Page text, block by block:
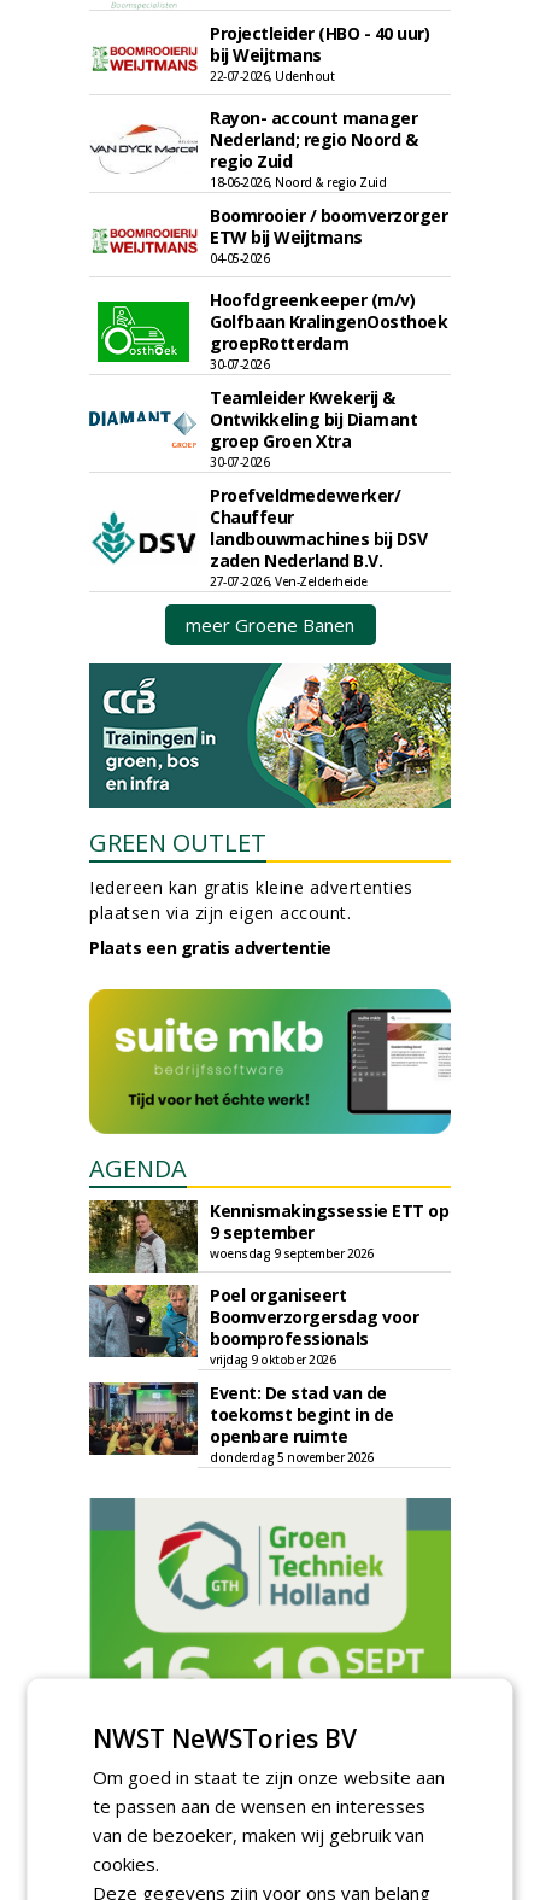
Projectleider (HBO - 40 uur)
bij Weijtmans
22-07-2026, Udenhout
Rayon- account manager
Nederland; regio Noord &
regio Zuid
18-06-2026, Noord & regio Zuid
Boomrooier / boomverzorger
ETW bij Weijtmans
04-05-2026
Hoofdgreenkeeper (m/v)
Golfbaan KralingenOosthoek
groepRotterdam
30-07-2026
Teamleider Kwekerij &
Ontwikkeling bij Diamant
groep Groen Xtra
30-07-2026
Proefveldmedewerker/
Chauffeur
landbouwmachines bij DSV
zaden Nederland B.V.
27-07-2026, Ven-Zelderheide
meer Groene Banen
GREEN OUTLET
Iedereen kan gratis kleine advertenties
plaatsen via zijn eigen account.
Plaats een gratis advertentie
AGENDA
Kennismakingssessie ETT op
9 september
woensdag 9 september 2026
Poel organiseert
Boomverzorgersdag voor
boomprofessionals
vrijdag 9 oktober 2026
Event: De stad van de
toekomst begint in de
openbare ruimte
donderdag 5 november 2026
TENDERS
Academisch Ziekenhuis Maastricht gunt
onderhoud terreinen MUMC+ aan Jonkers
NWST NeWSTories BV
Om goed in staat te zijn onze website aan
te passen aan de wensen en interesses
van de bezoeker, maken wij gebruik van
cookies.
Deze gegevens zijn voor ons van belang